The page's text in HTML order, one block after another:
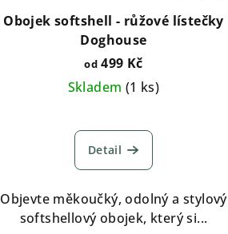
Obojek softshell - růžové lístečky
Doghouse
od499 Kč
Skladem (1 ks)
Detail
Objevte měkoučký, odolný a stylový
softshellový obojek, který si...